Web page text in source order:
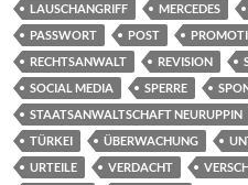
LAUSCHANGRIFF
MERCEDES
PASSWORT
POST
RECHTSANWALT
REVISION
SOCIAL MEDIA
SPERRE
STAATSANWALTSCHAFT NEURUPPIN
TÜRKEI
ÜBERWACHUNG
URTEILE
VERDACHT